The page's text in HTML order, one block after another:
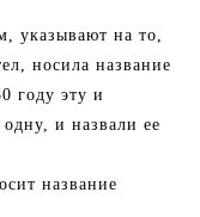
указывают на то,
носила название
году эту и
и назвали ее
название